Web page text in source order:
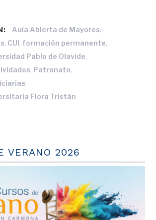
Aula Abierta de Mayores,
, CUI, formación permanente,
Pablo de Olavide,
, Patronato,
,
Flora Tristán
VERANO 2026